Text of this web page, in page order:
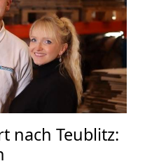
nach Teublitz: